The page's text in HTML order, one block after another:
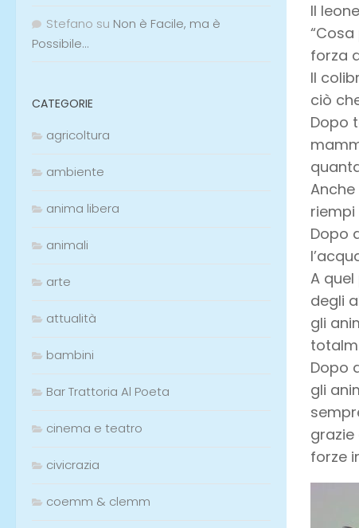
Il
forza
Il
ciò
Dopo
Dopo
A
degli
gli
Dopo
gli
forze
Stefano su Non è Facile, ma è
Possibile…
CATEGORIE
agricoltura
ambiente
anima libera
animali
arte
attualità
bambini
Bar Trattoria Al Poeta
cinema e teatro
civicrazia
coemm & clemm